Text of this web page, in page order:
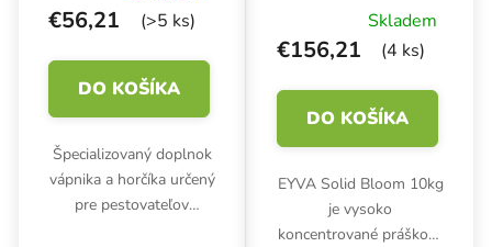
(>5 ks)
€56,21
DO KOŠÍKA
Špecializovaný doplnok
vápnika a horčíka určený
pre pestovateľov
Skladem
(4 ks)
€156,21
DO KOŠÍKA
EYVA Solid Bloom 10kg
je vysoko
koncentrované práškové